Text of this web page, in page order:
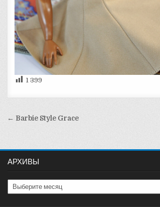
1 399
Навигация
записям
← Barbie Style Grace
АРХИВЫ
Архивы